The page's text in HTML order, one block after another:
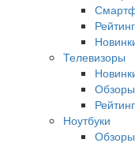
Телевизоры
Ноутбуки
Обзоры